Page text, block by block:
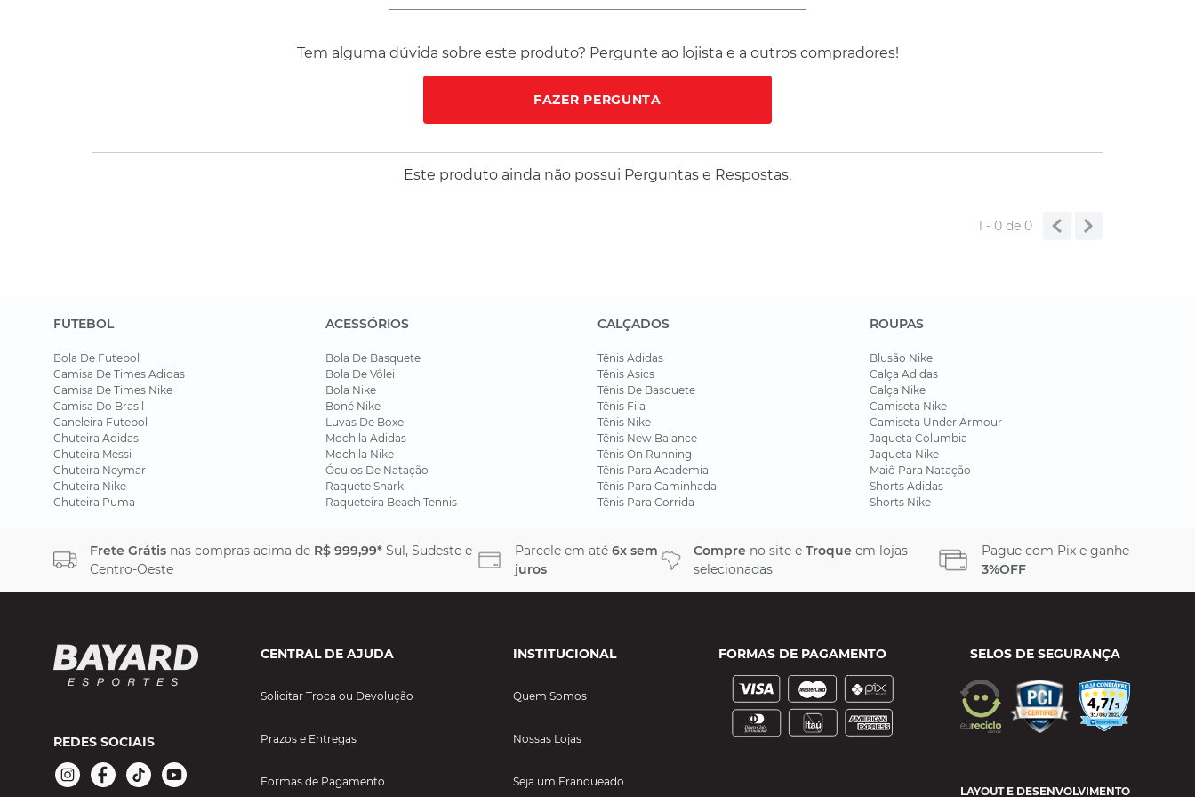
Tem alguma dúvida sobre este produto? Pergunte ao lojista e a outros compradores!
FAZER PERGUNTA
Este produto ainda não possui Perguntas e Respostas.
1 - 0de 0
FUTEBOL
Bola De Futebol
Camisa De Times Adidas
Camisa De Times Nike
Camisa Do Brasil
Caneleira Futebol
Chuteira Adidas
Chuteira Messi
Chuteira Neymar
Chuteira Nike
Chuteira Puma
ACESSÓRIOS
Bola De Basquete
Bola De Vôlei
Bola Nike
Boné Nike
Luvas De Boxe
Mochila Adidas
Mochila Nike
Óculos De Natação
Raquete Shark
Raqueteira Beach Tennis
CALÇADOS
Tênis Adidas
Tênis Asics
Tênis De Basquete
Tênis Fila
Tênis Nike
Tênis New Balance
Tênis On Running
Tênis Para Academia
Tênis Para Caminhada
Tênis Para Corrida
ROUPAS
Blusão Nike
Calça Adidas
Calça Nike
Camiseta Nike
Camiseta Under Armour
Jaqueta Columbia
Jaqueta Nike
Maiô Para Natação
Shorts Adidas
Shorts Nike
Frete Grátis nas compras acima de R$ 999,99* Sul, Sudeste e
Centro-Oeste
Parcele em até 6x sem
juros
Compre no site e Troque em lojas
selecionadas
Pague com Pix e ganhe
3%OFF
REDES SOCIAIS
CENTRAL DE AJUDA
Solicitar Troca ou Devolução
Prazos e Entregas
Formas de Pagamento
INSTITUCIONAL
Quem Somos
Nossas Lojas
Seja um Franqueado
FORMAS DE PAGAMENTO SELOS DE SEGURANÇA
LAYOUT E DESENVOLVIMENTO